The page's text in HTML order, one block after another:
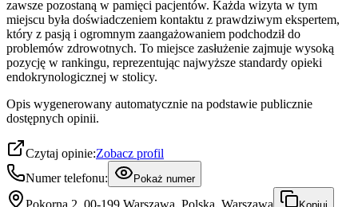
zawsze pozostaną w pamięci pacjentów. Każda wizyta w tym
miejscu była doświadczeniem kontaktu z prawdziwym ekspertem,
który z pasją i ogromnym zaangażowaniem podchodził do
problemów zdrowotnych. To miejsce zasłużenie zajmuje wysoką
pozycję w rankingu, reprezentując najwyższe standardy opieki
endokrynologicznej w stolicy.
Opis wygenerowany automatycznie na podstawie publicznie
dostępnych opinii.
Czytaj opinie:Zobacz profil
Numer telefonu:
Pokaż numer